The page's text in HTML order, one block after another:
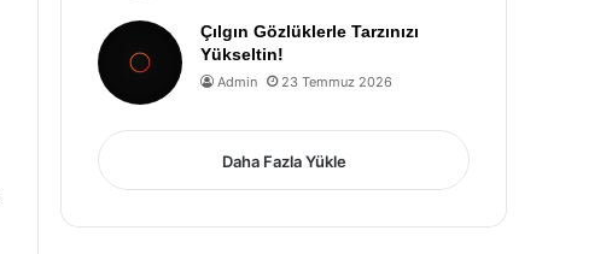
Çılgın Gözlüklerle Tarzınızı
Yükseltin!
Admin 23 Temmuz 2026
Daha Fazla Yükle